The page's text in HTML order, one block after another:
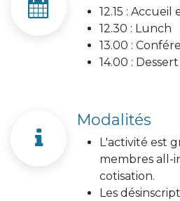
12.15 :
12.30 : Lunch
13.00 :
14.00 : Dessert
Modalités
L'activité est
membres all-
cotisation.
Les